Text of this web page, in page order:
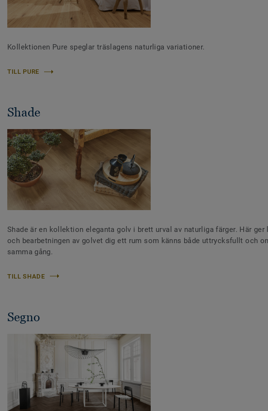
Kollektionen Pure speglar träslagens naturliga variationer.
TILL PURE
Shade
Shade är en kollektion eleganta golv i brett urval av naturliga färger. Här ger
och bearbetningen av golvet dig ett rum som känns både uttrycksfullt och
samma gång.
TILL SHADE
Segno